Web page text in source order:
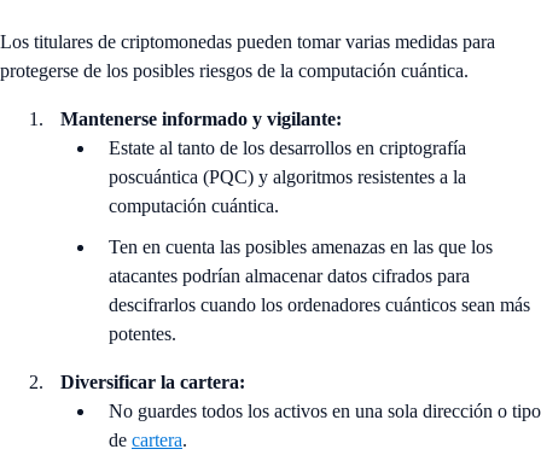
Los titulares de criptomonedas pueden tomar varias medidas para
protegerse de los posibles riesgos de la computación cuántica.
Mantenerse informado y vigilante:
Estate al tanto de los desarrollos en criptografía
poscuántica (PQC) y algoritmos resistentes a la
computación cuántica.
Ten en cuenta las posibles amenazas en las que los
atacantes podrían almacenar datos cifrados para
descifrarlos cuando los ordenadores cuánticos sean más
potentes.
Diversificar la cartera:
No guardes todos los activos en una sola dirección o tipo
de cartera.